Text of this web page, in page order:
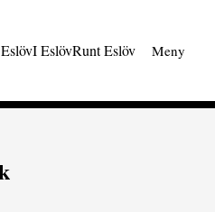
I EslövRunt Eslöv Meny